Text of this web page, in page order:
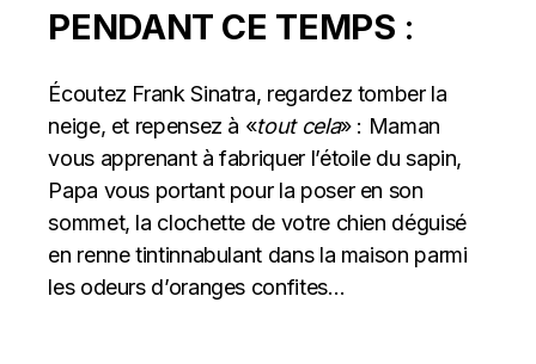
PENDANT CE TEMPS :
Écoutez Frank Sinatra, regardez tomber la
neige, et repensez à «tout cela» : Maman
vous apprenant à fabriquer l’étoile du sapin,
Papa vous portant pour la poser en son
sommet, la clochette de votre chien déguisé
en renne tintinnabulant dans la maison parmi
les odeurs d’oranges confites…